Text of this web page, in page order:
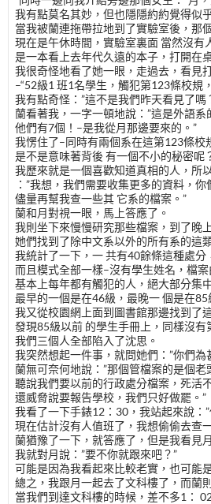
我有點莫名其妙，但也隱隱約約覺得似
當我被蘭連拖帶拉地到了實驗室後，那
現在是午休時間，實驗室裏面 當然沒有
是一本看上去年代久遠的本子，打開在
我很奇怪地看了她一眼，走過去，看見
–“52級1 班1名學生，觸犯第123條校規
我有點奇怪：”這不是我們昨天看見了嗎
蘭看著我，一字一頓地說：”這是外語系
他們有7個！–是我從月那邊要來的。”
我愣住了–同時有兩個系在這第123條校
是不是意味著背後 有一個不小的秘密呢
我歷來就是一個喜歡知道真相的人，所
：”我想，我們需要收集更多的資料，你
儘量再幫我查一些其 它系的檔案。”
蘭和月對視一眼，馬上答應了。
我則坐下來慢慢研究那些檔案，到了晚
她們找到了除中文系以外的所有系的這
我統計了一下，一 共有40餘條這種處分
而且模式全部一樣–沒有學生姓名，檔案
基本上每年都有觸犯的人，絕大部分集
最早的一個是在46級，最晚一 個是在
我又從校園網上面到圖書館那邊找到了
發現85級以前 的學生手冊上，同樣沒有
我們三個人全部陷入了沈思。
我突然想起一件事，就問她們：”你們
蘭無可奈何地說：”那個管檔案的是個老
聽說我們要以前的行政處分檔案，死活
還威脅說要報告學校，我們只好做罷。”
我看了一下手錶12：30，我站起來說：
現在估計沒有人值班了，我想偷偷去查
蘭猶豫了一下，就答應了，但是我看見
我就對月說：”要不你就跟來吧？”
可能是因為我看起來比較老實，也可能
總之，我跟月一起去了文科樓了，而蘭
當我們到達文科樓的時候，差不多1：